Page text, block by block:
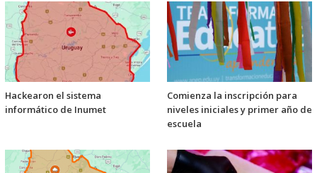
Hackearon el sistema
informático de Inumet
Comienza la inscripción para
niveles iniciales y primer año de
escuela